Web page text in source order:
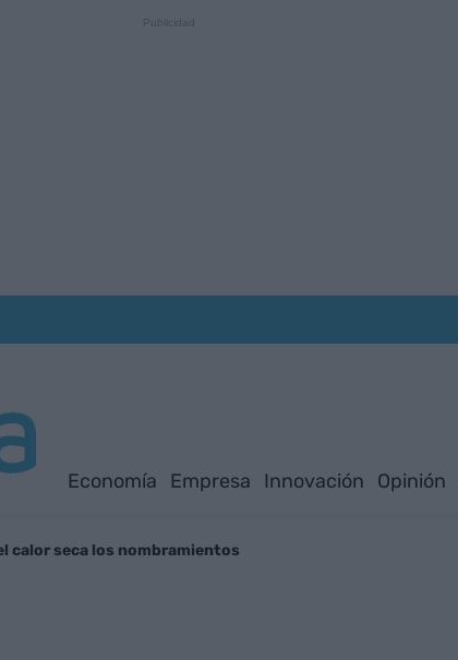
Economía Empresa Innovación Opinión
calor seca los nombramientos